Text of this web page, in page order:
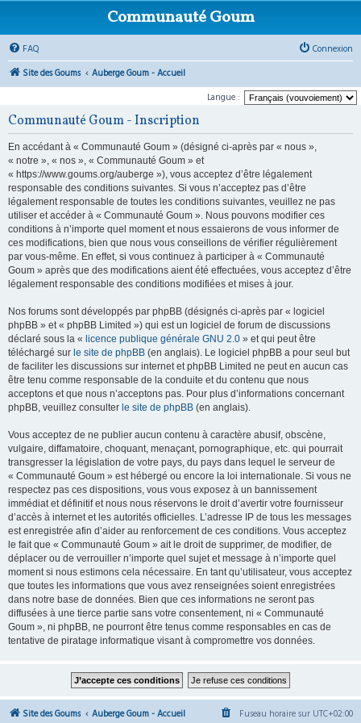
Communauté Goum
FAQ
Connexion
Site des Goums
Auberge Goum - Accueil
Langue :
Communauté Goum - Inscription
En accédant à « Communauté Goum » (désigné ci-après par « nous »,
« notre », « nos », « Communauté Goum » et
« https://www.goums.org/auberge »), vous acceptez d’être légalement
responsable des conditions suivantes. Si vous n’acceptez pas d’être
légalement responsable de toutes les conditions suivantes, veuillez ne pas
utiliser et accéder à « Communauté Goum ». Nous pouvons modifier ces
conditions à n’importe quel moment et nous essaierons de vous informer de
ces modifications, bien que nous vous conseillons de vérifier régulièrement
par vous-même. En effet, si vous continuez à participer à « Communauté
Goum » après que des modifications aient été effectuées, vous acceptez d’être
légalement responsable des conditions modifiées et mises à jour.
Nos forums sont développés par phpBB (désignés ci-après par « logiciel
phpBB » et « phpBB Limited ») qui est un logiciel de forum de discussions
déclaré sous la « licence publique générale GNU 2.0 » et qui peut être
téléchargé sur le site de phpBB (en anglais). Le logiciel phpBB a pour seul but
de faciliter les discussions sur internet et phpBB Limited ne peut en aucun cas
être tenu comme responsable de la conduite et du contenu que nous
acceptons et que nous n’acceptons pas. Pour plus d’informations concernant
phpBB, veuillez consulter le site de phpBB (en anglais).
Vous acceptez de ne publier aucun contenu à caractère abusif, obscène,
vulgaire, diffamatoire, choquant, menaçant, pornographique, etc. qui pourrait
transgresser la législation de votre pays, du pays dans lequel le serveur de
« Communauté Goum » est hébergé ou encore la loi internationale. Si vous ne
respectez pas ces dispositions, vous vous exposez à un bannissement
immédiat et définitif et nous nous réservons le droit d’avertir votre fournisseur
d’accès à internet et les autorités officielles. L’adresse IP de tous les messages
est enregistrée afin d’aider au renforcement de ces conditions. Vous acceptez
le fait que « Communauté Goum » ait le droit de supprimer, de modifier, de
déplacer ou de verrouiller n’importe quel sujet et message à n’importe quel
moment si nous estimons cela nécessaire. En tant qu’utilisateur, vous acceptez
que toutes les informations que vous avez renseignées soient enregistrées
dans notre base de données. Bien que ces informations ne seront pas
diffusées à une tierce partie sans votre consentement, ni « Communauté
Goum », ni phpBB, ne pourront être tenus comme responsables en cas de
tentative de piratage informatique visant à compromettre vos données.
Site des Goums Auberge Goum - Accueil Fuseau horaire sur UTC+02:00